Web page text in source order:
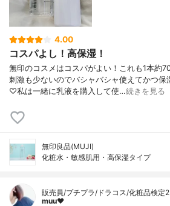
4.00
コスパよし！高保湿！
無印のコスメはコスパがよい！これも1本約
刺激も少ないのでバシャバシャ使えてかつ保
♡私は一緒に乳液を購入して使…続きを見る
無印良品(MUJI)
化粧水・敏感肌用・高保湿タイプ
販売員/プチプラ/ドラコス/化粧品検定
muu❤︎